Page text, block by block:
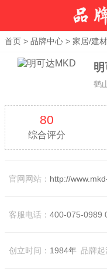
首页 > 品牌中心 > 家居/建材
鹤
80
综合评分
官网网站： http://
客服电话： 400-075-0989
创立时间： 1984年 品牌起